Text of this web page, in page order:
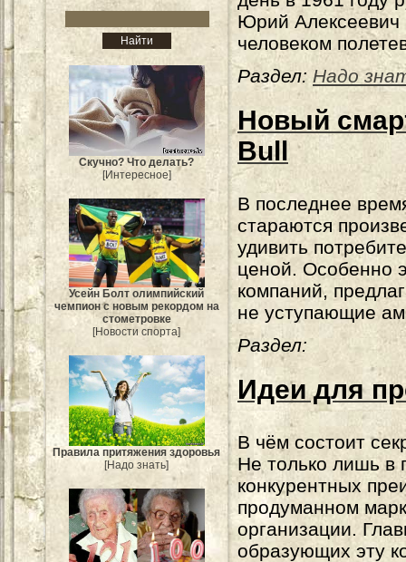
Скучно? Что делать?
[Интересное]
Усейн Болт олимпийский
чемпион с новым рекордом на
стометровке
[Новости спорта]
Правила притяжения здоровья
[Надо знать]
Юрий Алексеевич
человеком
Раздел: Надо
Новый
Bull
В последнее
стараются
удивить
ценой. Особенно
компаний,
не уступающие
Раздел:
Идеи для
В чём состоит
Не только лишь в
конкурентных
продуманном
организации.
образующих эту